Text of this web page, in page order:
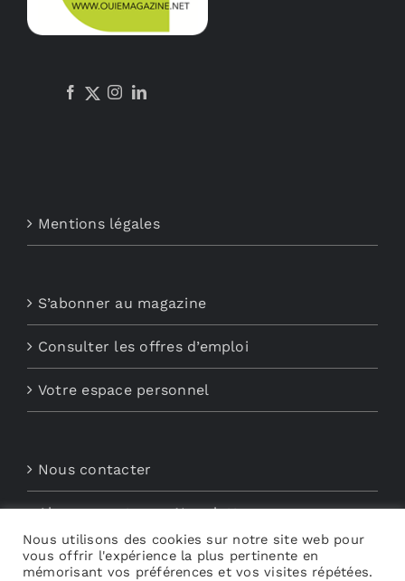
Mentions légales
S’abonner au magazine
Consulter les offres d’emploi
Votre espace personnel
Nous contacter
Abonnements aux Newsletters
Découvrez My Audio
Nous utilisons des cookies sur notre site web pour
vous offrir l'expérience la plus pertinente en
mémorisant vos préférences et vos visites répétées.